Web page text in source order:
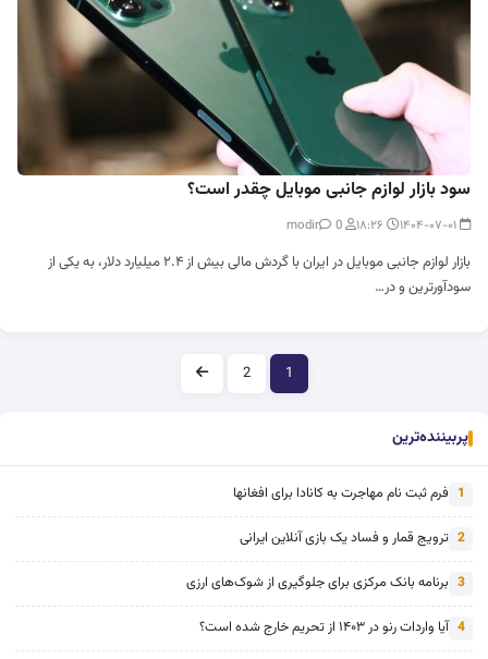
سود بازار لوازم جانبی موبایل چقدر است؟
0
بازار لوازم جانبی موبایل در ایران با گردش مالی بیش از ۲.۴ میلیارد دلار، به یکی از
سودآورترین و در…
صفحه‌بندی
1
2
پربیننده‌ترین
1 فرم ثبت نام مهاجرت به کانادا برای افغانها
2 ترویج قمار و فساد یک بازی آنلاین ایرانی
3 برنامه بانک مرکزی برای جلوگیری از شوک‌های ارزی
4 آیا واردات رنو در ۱۴۰۳ از تحریم خارج شده است؟